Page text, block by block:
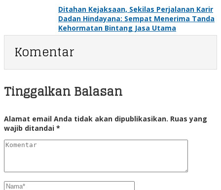
Ditahan Kejaksaan, Sekilas Perjalanan Karir
Dadan Hindayana: Sempat Menerima Tanda
Kehormatan Bintang Jasa Utama
Komentar
Tinggalkan Balasan
Alamat email Anda tidak akan dipublikasikan. Ruas yang
wajib ditandai *